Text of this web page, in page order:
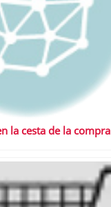
la cesta de la compra